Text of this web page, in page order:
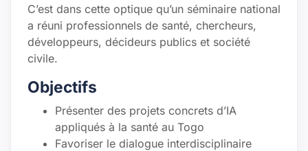
C’est dans cette optique qu’un séminaire national
a réuni professionnels de santé, chercheurs,
développeurs, décideurs publics et société
civile.
Objectifs
Présenter des projets concrets d’IA
appliqués à la santé au Togo
Favoriser le dialogue interdisciplinaire